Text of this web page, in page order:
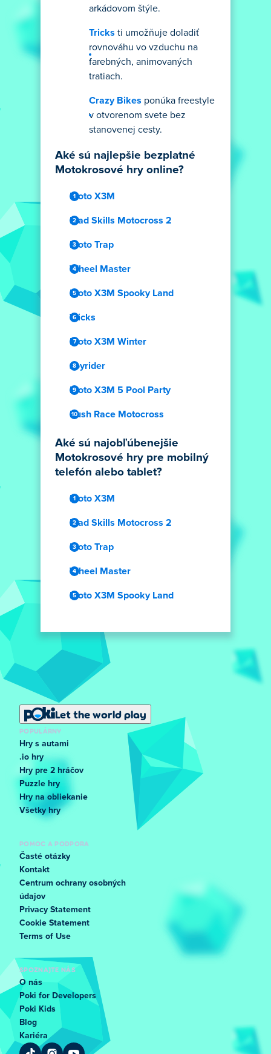
arkádovom štýle.
Tricks ti umožňuje doladiť
rovnováhu vo vzduchu na
farebných, animovaných
tratiach.
Crazy Bikes ponúka freestyle
v otvorenom svete bez
stanovenej cesty.
Aké sú najlepšie bezplatné
Motokrosové hry online?
Moto X3M
Mad Skills Motocross 2
Moto Trap
Wheel Master
Moto X3M Spooky Land
Tricks
Moto X3M Winter
Joyrider
Moto X3M 5 Pool Party
Rush Race Motocross
Aké sú najobľúbenejšie
Motokrosové hry pre mobilný
telefón alebo tablet?
Moto X3M
Mad Skills Motocross 2
Moto Trap
Wheel Master
Moto X3M Spooky Land
Let the world play
POPULÁRNY
Hry s autami
.io hry
Hry pre 2 hráčov
Puzzle hry
Hry na obliekanie
Všetky hry
POMOC A PODPORA
Časté otázky
Kontakt
Centrum ochrany osobných
údajov
Privacy Statement
Cookie Statement
Terms of Use
SPOZNAJTE NÁS
O nás
Poki for Developers
Poki Kids
Blog
Kariéra